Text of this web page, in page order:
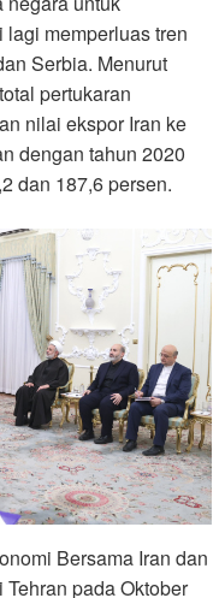
memperluas tren
Serbia. Menurut
pertukaran
nilai ekspor Iran ke
dengan tahun 2020
dan 187,6 persen.
Bersama Iran dan
pada Oktober